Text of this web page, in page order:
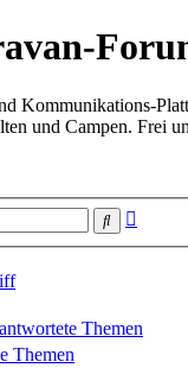
Kommunikations-
und Campen. Frei
Suche
Themen
Themen